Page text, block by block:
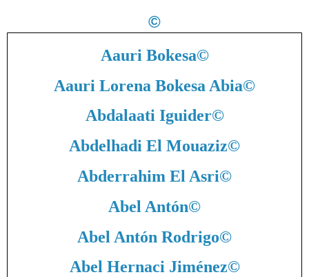
©
Aauri Bokesa©
Aauri Lorena Bokesa Abia©
Abdalaati Iguider©
Abdelhadi El Mouaziz©
Abderrahim El Asri©
Abel Antón©
Abel Antón Rodrigo©
Abel Hernaci Jiménez©